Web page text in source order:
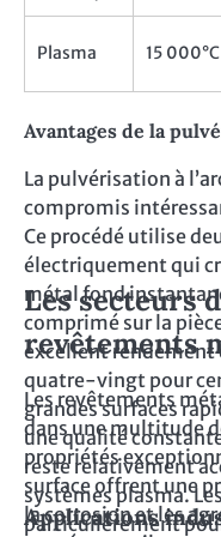
Plasma 15 000°C
Avantages de la
La pulvérisation à
compromis
Ce procédé utilise
électriquement qui
métal fond
comprimé sur la
excellent rendement
quatre-vingt pour
grandes surfaces
une qualité
reste relativement
systèmes plasma.
particulièrement
Les secteurs
revêtements
Les revêtements
dans une multitude
propriétés
surface offrent une
la corrosion et les
Applications